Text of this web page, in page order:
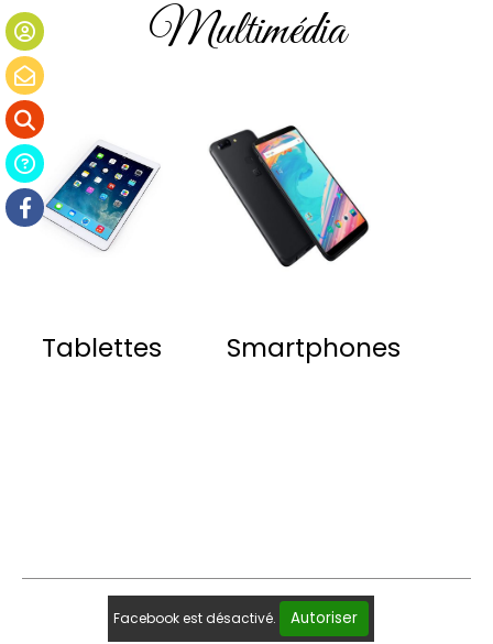
Multimédia
Tablettes Smartphones
Facebook est désactivé. Autoriser